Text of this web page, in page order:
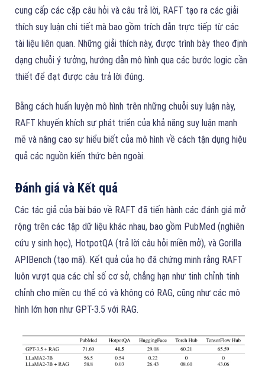
cung cấp các cặp câu hỏi và câu trả lời, RAFT tạo ra các giải
thích suy luận chi tiết mà bao gồm trích dẫn trực tiếp từ các
tài liệu liên quan. Những giải thích này, được trình bày theo định
dạng chuỗi ý tưởng, hướng dẫn mô hình qua các bước logic cần
thiết để đạt được câu trả lời đúng.
Bằng cách huấn luyện mô hình trên những chuỗi suy luận này,
RAFT khuyến khích sự phát triển của khả năng suy luận mạnh
mẽ và nâng cao sự hiểu biết của mô hình về cách tận dụng hiệu
quả các nguồn kiến thức bên ngoài.
Đánh giá và Kết quả
Các tác giả của bài báo về RAFT đã tiến hành các đánh giá mở
rộng trên các tập dữ liệu khác nhau, bao gồm PubMed (nghiên
cứu y sinh học), HotpotQA (trả lời câu hỏi miền mở), và Gorilla
APIBench (tạo mã). Kết quả của họ đã chứng minh rằng RAFT
luôn vượt qua các chỉ số cơ sở, chẳng hạn như tinh chỉnh tinh
chỉnh cho miền cụ thể có và không có RAG, cũng như các mô
hình lớn hơn như GPT-3.5 với RAG.